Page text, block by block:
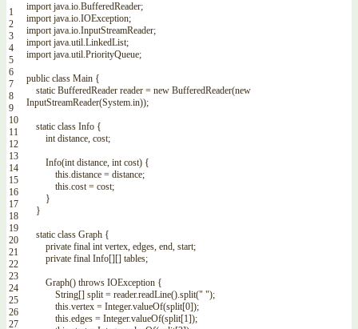
1
2
3
4
5
6
7
8
9
10
11
12
13
14
15
16
17
18
19
20
21
22
23
24
25
26
27
import java.io.BufferedReader;
import java.io.IOException;
import java.io.InputStreamReader;
import java.util.LinkedList;
import java.util.PriorityQueue;
public class Main {
static BufferedReader reader = new BufferedReader(new
InputStreamReader(System.in));
static class Info {
int distance, cost;
Info(int distance, int cost) {
this.distance = distance;
this.cost = cost;
}
}
static class Graph {
private final int vertex, edges, end, start;
private final Info[][] tables;
Graph() throws IOException {
String[] split = reader.readLine().split(" ");
this.vertex = Integer.valueOf(split[0]);
this.edges = Integer.valueOf(split[1]);